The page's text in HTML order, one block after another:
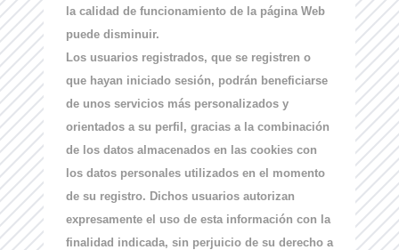
la calidad de funcionamiento de la página Web
puede disminuir.
Los usuarios registrados, que se registren o
que hayan iniciado sesión, podrán beneficiarse
de unos servicios más personalizados y
orientados a su perfil, gracias a la combinación
de los datos almacenados en las cookies con
los datos personales utilizados en el momento
de su registro. Dichos usuarios autorizan
expresamente el uso de esta información con la
finalidad indicada, sin perjuicio de su derecho a